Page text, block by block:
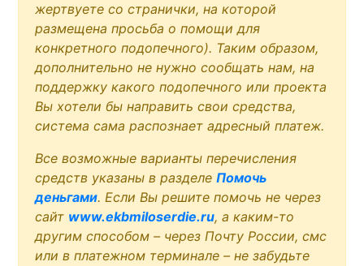
жертвуете со странички, на которой
размещена просьба о помощи для
конкретного подопечного). Таким образом,
дополнительно не нужно сообщать нам, на
поддержку какого подопечного или проекта
Вы хотели бы направить свои средства,
система сама распознает адресный платеж.
Все возможные варианты перечисления
средств указаны в разделеПомочь
деньгами. Если Вы решите помочь не через
сайт www.ekbmiloserdie.ru, а каким-то
другим способом – через Почту России, смс
или в платежном терминале – не забудьте